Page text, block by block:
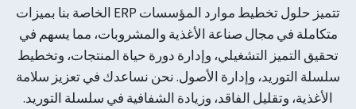
تتميز حلول تخطيط موارد المؤسسات ERP الخاصة بنا بميزات
متكاملة في مجال صناعة الأغذية والمشروبات، مما يسهم في
تحقيق التميز التشغيلي، وإدارة دورة حياة المنتجات، وتخطيط
سلسلة التوريد، وإدارة الأصول. نحن نساعدك في تعزيز سلامة
الأغذية، وتقليل الفاقد، وزيادة الشفافية في سلسلة التوريد.